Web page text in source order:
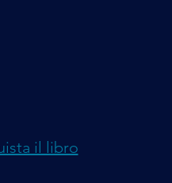
il libro